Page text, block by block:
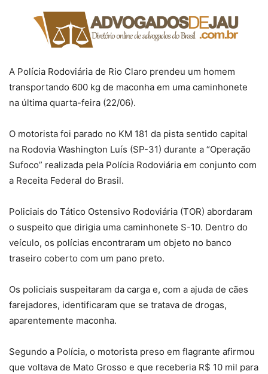
A Polícia Rodoviária de Rio Claro prendeu um homem
transportando 600 kg de maconha em uma caminhonete
na última quarta-feira (22/06).
O motorista foi parado no KM 181 da pista sentido capital
na Rodovia Washington Luís (SP-31) durante a “Operação
Sufoco” realizada pela Polícia Rodoviária em conjunto com
a Receita Federal do Brasil.
Policiais do Tático Ostensivo Rodoviária (TOR) abordaram
o suspeito que dirigia uma caminhonete S-10. Dentro do
veículo, os polícias encontraram um objeto no banco
traseiro coberto com um pano preto.
Os policiais suspeitaram da carga e, com a ajuda de cães
farejadores, identificaram que se tratava de drogas,
aparentemente maconha.
Segundo a Polícia, o motorista preso em flagrante afirmou
que voltava de Mato Grosso e que receberia R$ 10 mil para